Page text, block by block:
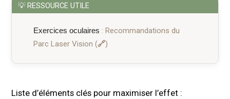
Exercices oculaires : Recommandations du
Parc Laser Vision
Liste d’éléments clés pour maximiser l’effet :